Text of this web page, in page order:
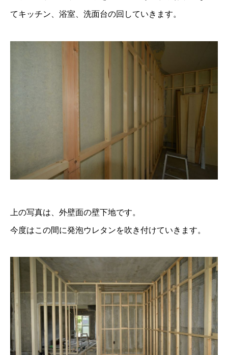
てキッチン、浴室、洗面台の回していきます。
上の写真は、外壁面の壁下地です。
今度はこの間に発泡ウレタンを吹き付けていきます。